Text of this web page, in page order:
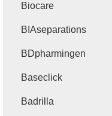
Biocare
BIAseparations
BDpharmingen
Baseclick
Badrilla